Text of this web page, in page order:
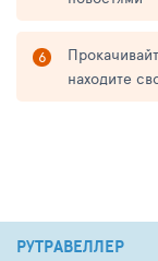
находите
РУТРАВЕЛЛЕР